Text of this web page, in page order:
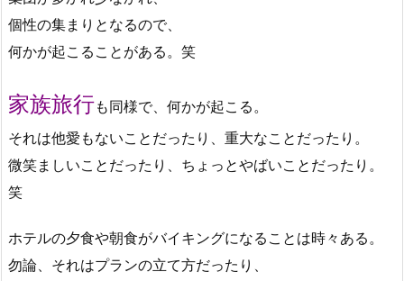
個性の集まりとなるので、
何かが起こることがある。笑
家族旅行も同様で、何かが起こる。
それは他愛もないことだったり、重大なことだったり。
微笑ましいことだったり、ちょっとやばいことだったり。
笑
ホテルの夕食や朝食がバイキングになることは時々ある。
勿論、それはプランの立て方だったり、